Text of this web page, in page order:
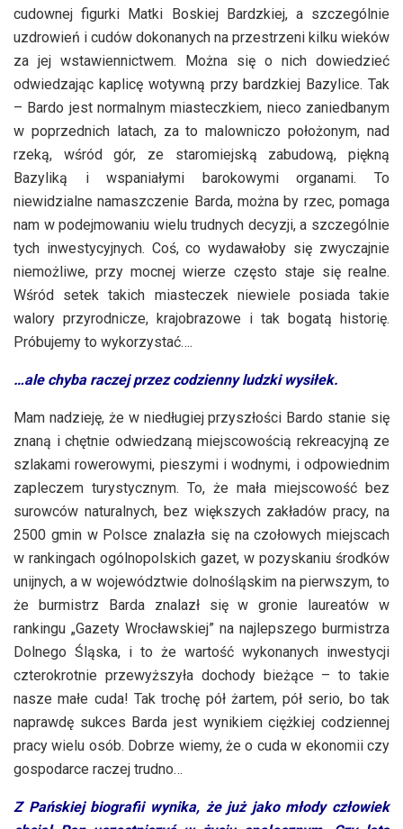
cudownej figurki Matki Boskiej Bardzkiej, a szczególnie
uzdrowień i cudów dokonanych na przestrzeni kilku wieków
za jej wstawiennictwem. Można się o nich dowiedzieć
odwiedzając kaplicę wotywną przy bardzkiej Bazylice. Tak
– Bardo jest normalnym miasteczkiem, nieco zaniedbanym
w poprzednich latach, za to malowniczo położonym, nad
rzeką, wśród gór, ze staromiejską zabudową, piękną
Bazyliką i wspaniałymi barokowymi organami. To
niewidzialne namaszczenie Barda, można by rzec, pomaga
nam w podejmowaniu wielu trudnych decyzji, a szczególnie
tych inwestycyjnych. Coś, co wydawałoby się zwyczajnie
niemożliwe, przy mocnej wierze często staje się realne.
Wśród setek takich miasteczek niewiele posiada takie
walory przyrodnicze, krajobrazowe i tak bogatą historię.
Próbujemy to wykorzystać….
…ale chyba raczej przez codzienny ludzki wysiłek.
Mam nadzieję, że w niedługiej przyszłości Bardo stanie się
znaną i chętnie odwiedzaną miejscowością rekreacyjną ze
szlakami rowerowymi, pieszymi i wodnymi, i odpowiednim
zapleczem turystycznym. To, że mała miejscowość bez
surowców naturalnych, bez większych zakładów pracy, na
2500 gmin w Polsce znalazła się na czołowych miejscach
w rankingach ogólnopolskich gazet, w pozyskaniu środków
unijnych, a w województwie dolnośląskim na pierwszym, to
że burmistrz Barda znalazł się w gronie laureatów w
rankingu „Gazety Wrocławskiej” na najlepszego burmistrza
Dolnego Śląska, i to że wartość wykonanych inwestycji
czterokrotnie przewyższyła dochody bieżące – to takie
nasze małe cuda! Tak trochę pół żartem, pół serio, bo tak
naprawdę sukces Barda jest wynikiem ciężkiej codziennej
pracy wielu osób. Dobrze wiemy, że o cuda w ekonomii czy
gospodarce raczej trudno…
Z Pańskiej biografii wynika, że już jako młody człowiek